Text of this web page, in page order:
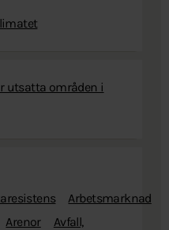
utsatta områden i
Arbetsmarknad
Arenor
Avfall,